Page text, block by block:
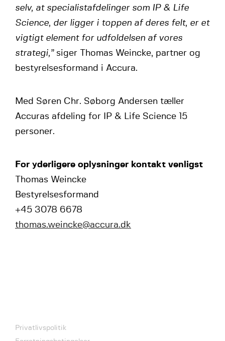
selv, at specialistafdelinger som IP & Life
Science, der ligger i toppen af deres felt, er et
vigtigt element for udfoldelsen af vores
strategi,”siger Thomas Weincke, partner og
bestyrelsesformand i Accura.
Med Søren Chr. Søborg Andersen tæller
Accuras afdeling for IP & Life Science 15
personer.
For yderligere oplysninger kontakt venligst
Thomas Weincke
Bestyrelsesformand
+45 3078 6678
thomas.weincke@accura.dk
Privatlivspolitik